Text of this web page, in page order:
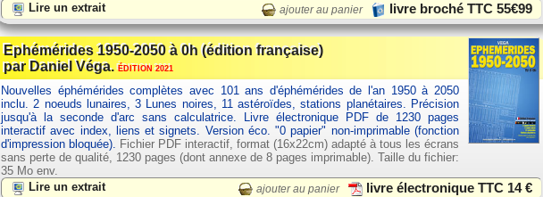
Lire un extrait
ajouter au panier livre broché TTC55€99
Ephémérides 1950-2050 à 0h (édition française)
par Daniel Véga.ÉDITION 2021
Nouvelles éphémérides complètes avec 101 ans d'éphémérides de l'an 1950 à 2050
inclu. 2 noeuds lunaires, 3 Lunes noires, 11 astéroïdes, stations planétaires. Précision
jusqu'à la seconde d'arc sans calculatrice. Livre électronique PDF de 1230 pages
interactif avec index, liens et signets. Version éco. "0 papier" non-imprimable (fonction
d'impression bloquée). Fichier PDF interactif, format (16x22cm) adapté à tous les écrans
sans perte de qualité, 1230 pages (dont annexe de 8 pages imprimable). Taille du fichier:
35 Mo env.
Lire un extrait
ajouter au panier livre électronique TTC 14 €